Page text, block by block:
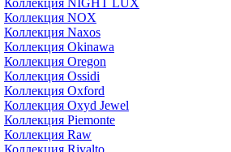
Коллекция NIGHT LUX
Коллекция NOX
Коллекция Naxos
Коллекция Okinawa
Коллекция Oregon
Коллекция Ossidi
Коллекция Oxford
Коллекция Oxyd Jewel
Коллекция Piemonte
Коллекция Raw
Коллекция Rivalto